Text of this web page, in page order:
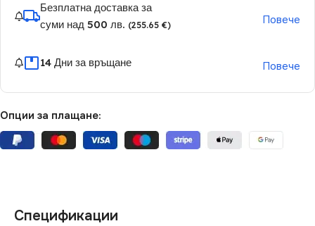
Безплатна доставка за
суми над 500 лв. (255.65 €) Повече
14 Дни за връщане Повече
Опции за плащане:
Спецификации